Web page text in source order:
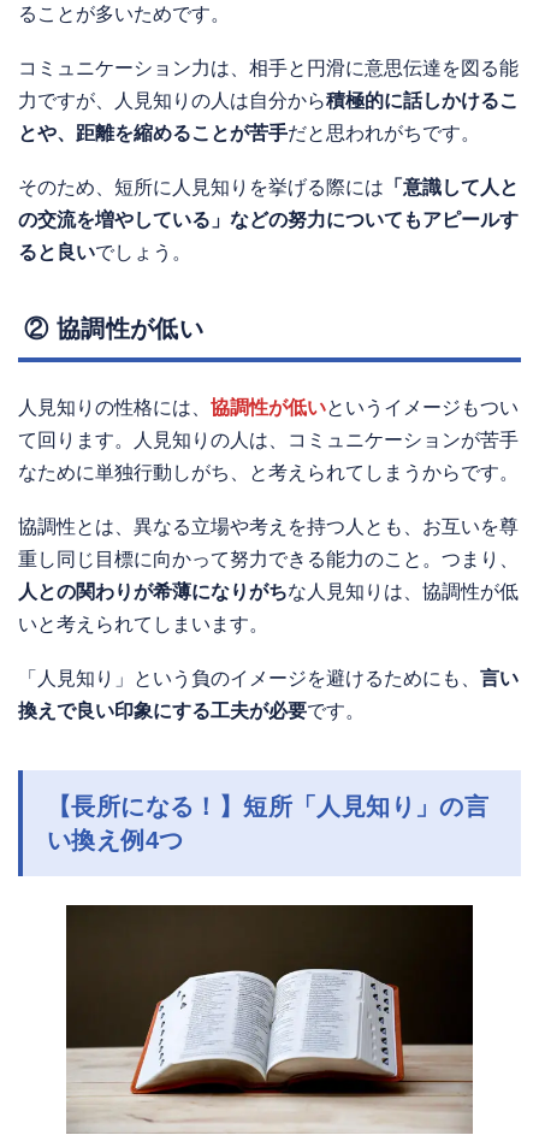
ることが多いためです。
コミュニケーション力は、相手と円滑に意思伝達を図る能
力ですが、人見知りの人は自分から積極的に話しかけるこ
とや、距離を縮めることが苦手だと思われがちです。
そのため、短所に人見知りを挙げる際には 「意識して人と
の交流を増やしている」などの努力についてもアピールす
ると良いでしょう。
② 協調性が低い
人見知りの性格には、 協調性が低いというイメージもつい
て回ります。人見知りの人は、コミュニケーションが苦手
なために単独行動しがち、と考えられてしまうからです。
協調性とは、異なる立場や考えを持つ人とも、お互いを尊
重し同じ目標に向かって努力できる能力のこと。つまり、
人との関わりが希薄になりがちな人見知りは、協調性が低
いと考えられてしまいます。
「人見知り」という負のイメージを避けるためにも、 言い
換えで良い印象にする工夫が必要です。
【長所になる！】短所「人見知り」の言
い換え例4つ